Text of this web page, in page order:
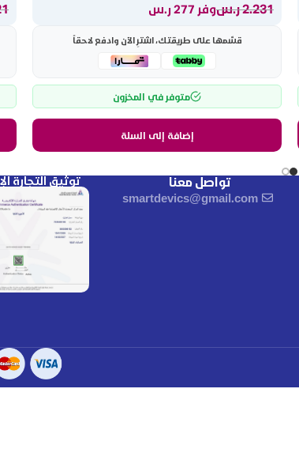
2.231ر.سوفر 277 ر.س
قسّمها على طريقتك، اشترِ الآن وادفع لاحقاً
متوفر في المخزون
إضافة إلى السلة
تواصل معنا
smartdevics@gmail.com
توثيق التجارة